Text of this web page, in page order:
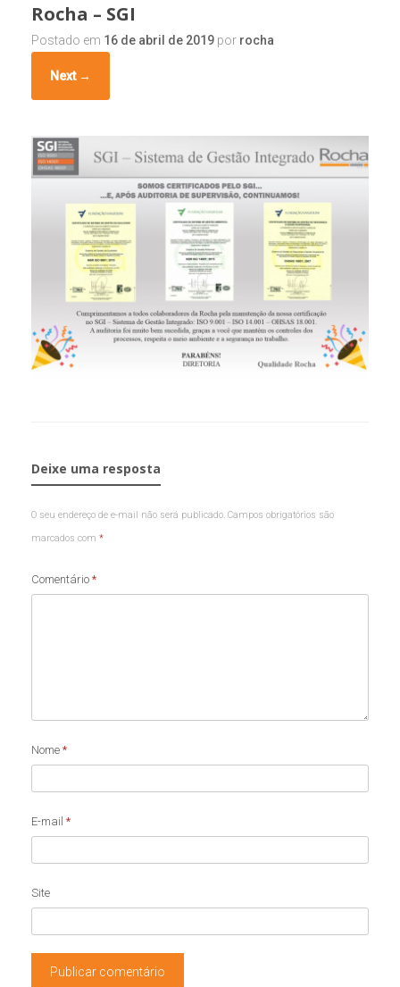
Rocha – SGI
Postado em 16 de abril de 2019 por rocha
Next →
Deixe uma resposta
O seu endereço de e-mail não será publicado. Campos obrigatórios são
marcados com *
Comentário *
Nome *
E-mail *
Site